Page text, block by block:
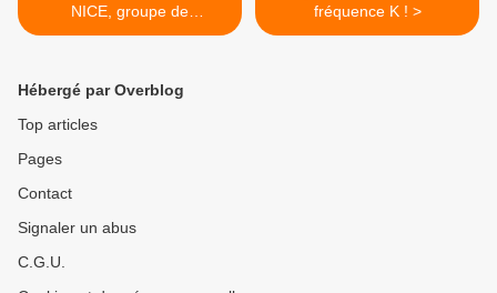
NICE, groupe de
Blues/Rythm n' Blues, &
fréquence K ! >
Hébergé par Overblog
Top articles
Pages
Contact
Signaler un abus
C.G.U.